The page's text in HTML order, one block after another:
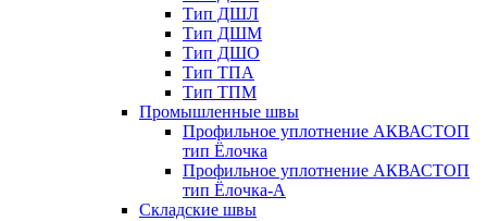
Тип ДШЛ
Тип ДШМ
Тип ДШО
Тип ТПА
Тип ТПМ
Промышленные швы
Профильное уплотнение АКВАСТОП
тип Ёлочка
Профильное уплотнение АКВАСТОП
тип Ёлочка-А
Складские швы